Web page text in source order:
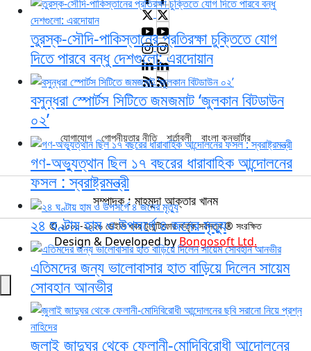
তুরস্ক-সৌদি-পাকিস্তানের প্রতিরক্ষা চুক্তিতে যোগ
দিতে পারবে বন্ধু দেশগুলো: এরদোয়ান
বসুন্ধরা স্পোর্টস সিটিতে জমজমাট ‘জুলকান বিটডাউন
০২’
গণ-অভ্যুত্থান ছিল ১৭ বছরের ধারাবাহিক আন্দোলনের
ফসল : স্বরাষ্ট্রমন্ত্রী
২৪ ঘণ্টায় হাম ও উপসর্গে ৪ জনের মৃত্যু
এতিমদের জন্য ভালোবাসার হাত বাড়িয়ে দিলেন সায়েম
সোবহান আনভীর
জুলাই জাদুঘর থেকে ফেলানী-মোদিবিরোধী আন্দোলনের
যোগাযোগ গোপনীয়তার নীতি শর্তাবলী বাংলা কনভার্টার
সম্পাদক : মাহমুদা আক্তার খানম
© ২০০০-২০২৬ ডেইলি খবর টুয়েন্টিফোর কর্তৃক সর্বসত্ব ® সংরক্ষিত
Design & Developed byBongosoft Ltd.